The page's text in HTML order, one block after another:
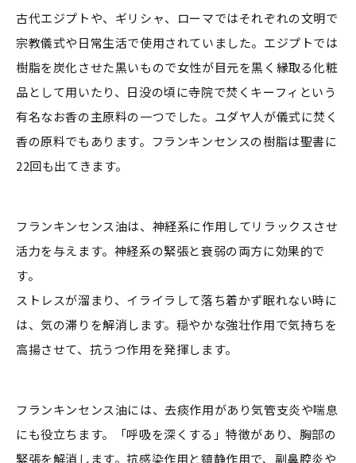
古代エジプトや、ギリシャ、ローマではそれぞれの文明で
宗教儀式や日常生活で使用されていました。エジプトでは
樹脂を炭化させた黒いもので女性が目元を黒く縁取る化粧
品として用いたり、日没の頃に寺院で焚くキーフィという
有名なお香の主原料の一つでした。ユダヤ人が儀式に焚く
香の原料でもあります。フランキンセンスの樹脂は聖書に
22回も出てきます。
フランキンセンス油は、神経系に作用してリラックスさせ
活力を与えます。神経系の緊張と衰弱の両方に効果的で
す。
ストレスが溜まり、イライラして落ち着かず眠れない時に
は、気の滞りを解消します。穏やかな強壮作用で気持ちを
高揚させて、抗うつ作用を発揮します。
フランキンセンス油には、去痰作用があり気管支炎や喘息
にも役立ちます。「呼吸を深くする」特徴があり、胸部の
緊張を解消します。抗感染作用と鎮静作用で、副鼻腔炎や